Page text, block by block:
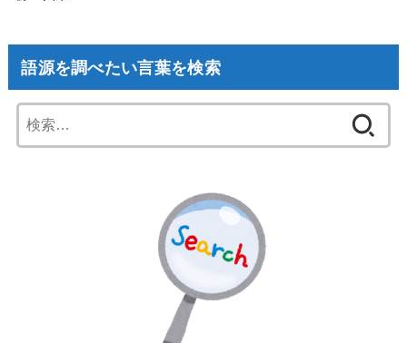
語源を調べたい言葉を検索
索: